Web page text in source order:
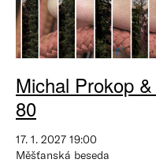
Michal Prokop
80
17. 1. 2027 19:00
Měšťanská beseda